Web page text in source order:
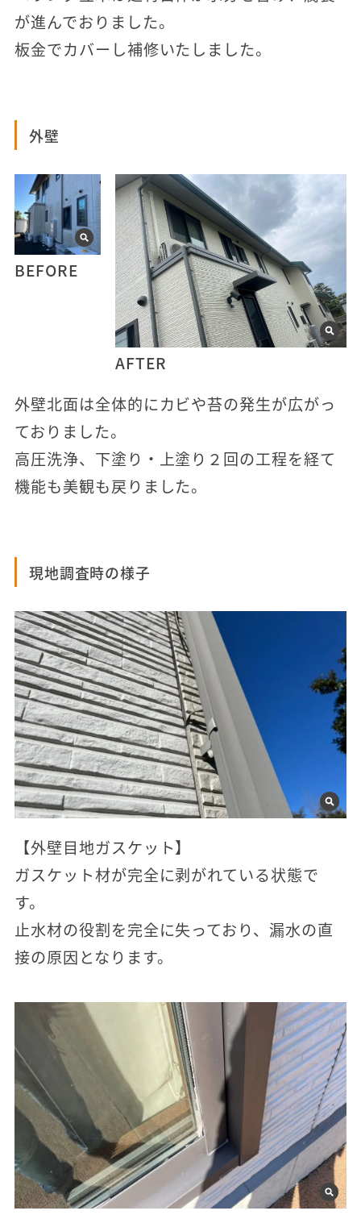
が進んでおりました。
板金でカバーし補修いたしました。
外壁
BEFORE
AFTER
外壁北面は全体的にカビや苔の発生が広がっ
ておりました。
高圧洗浄、下塗り・上塗り２回の工程を経て
機能も美観も戻りました。
現地調査時の様子
【外壁目地ガスケット】
ガスケット材が完全に剥がれている状態で
す。
止水材の役割を完全に失っており、漏水の直
接の原因となります。